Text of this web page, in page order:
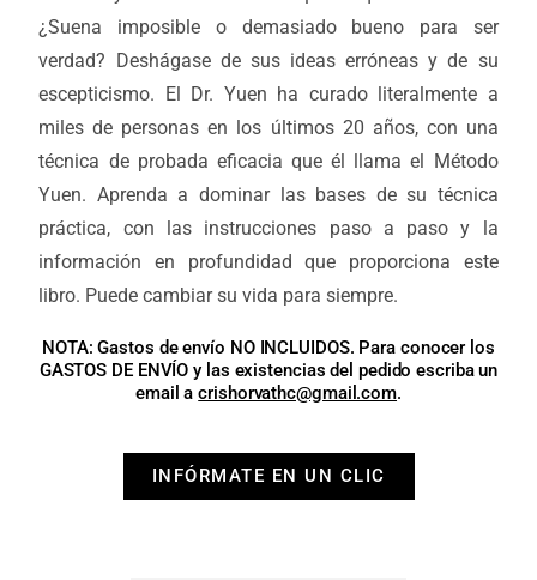
¿Suena imposible o demasiado bueno para ser
verdad? Deshágase de sus ideas erróneas y de su
escepticismo. El Dr. Yuen ha curado literalmente a
miles de personas en los últimos 20 años, con una
técnica de probada eficacia que él llama el Método
Yuen. Aprenda a dominar las bases de su técnica
práctica, con las instrucciones paso a paso y la
información en profundidad que proporciona este
libro. Puede cambiar su vida para siempre.
NOTA: Gastos de envío NO INCLUIDOS. Para conocer los
GASTOS DE ENVÍO y las existencias del pedido escriba un
email acrishorvathc@gmail.com.
INFÓRMATE EN UN CLIC